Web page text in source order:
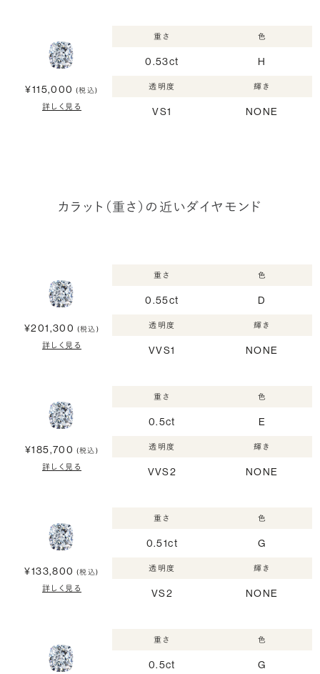
¥115,000 (税込)
詳しく見る
重さ
0.53ct
色
H
透明度
VS1
輝き
NONE
カラット（重さ）の近いダイヤモンド
¥201,300 (税込)
詳しく見る
重さ
0.55ct
色
D
透明度
VVS1
輝き
NONE
¥185,700 (税込)
詳しく見る
重さ
0.5ct
色
E
透明度
VVS2
輝き
NONE
¥133,800 (税込)
詳しく見る
重さ
0.51ct
色
G
透明度
VS2
輝き
NONE
重さ
0.5ct
色
G